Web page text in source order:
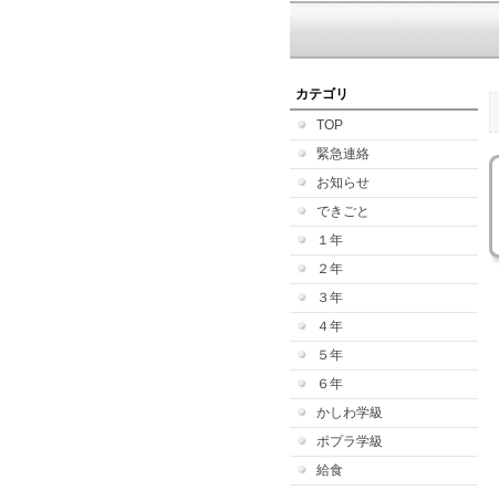
カテゴリ
TOP
緊急連絡
お知らせ
できごと
１年
２年
３年
４年
５年
６年
かしわ学級
ポプラ学級
給食